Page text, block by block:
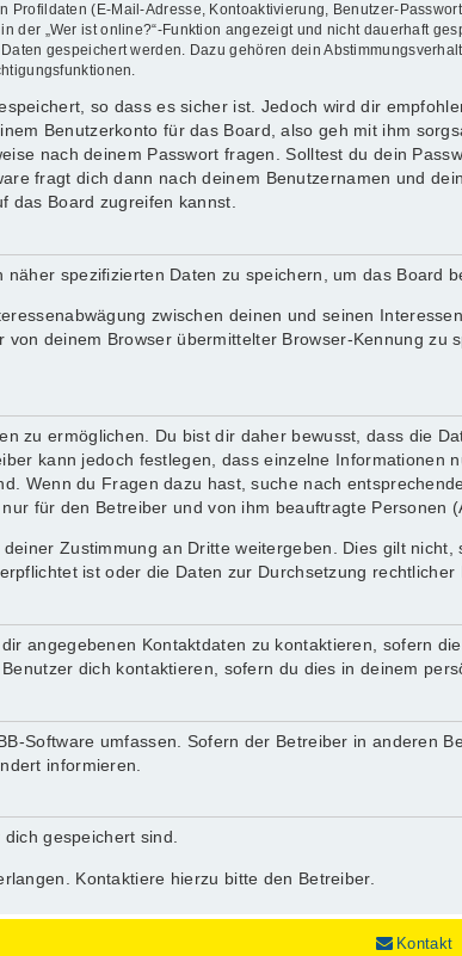
(E-Mail-Adresse, Kontoaktivierung, Benutzer-
der „Wer ist online?“-Funktion angezeigt und nicht dauerhaft
gespeichert werden. Dazu gehören dein
so dass es sicher ist. Jedoch wird dir
Benutzerkonto für das Board, also geh mit ihm
nach deinem Passwort fragen. Solltest du dein
fragt dich dann nach deinem Benutzernamen und
das Board zugreifen kannst.
spezifizierten Daten zu speichern, um das Board
zwischen deinen und seinen
deinem Browser übermittelter Browser-Kennung zu
zu ermöglichen. Du bist dir daher bewusst, dass die
kann jedoch festlegen, dass einzelne Informationen
Wenn du Fragen dazu hast, suche nach
für den Betreiber und von ihm beauftragte Personen
Zustimmung an Dritte weitergeben. Dies gilt
ist oder die Daten zur Durchsetzung
angegebenen Kontaktdaten zu kontaktieren, sofern
dich kontaktieren, sofern du dies in deinem
Software umfassen. Sofern der Betreiber in anderen
informieren.
gespeichert sind.
Kontaktiere hierzu bitte den Betreiber.
Kontakt